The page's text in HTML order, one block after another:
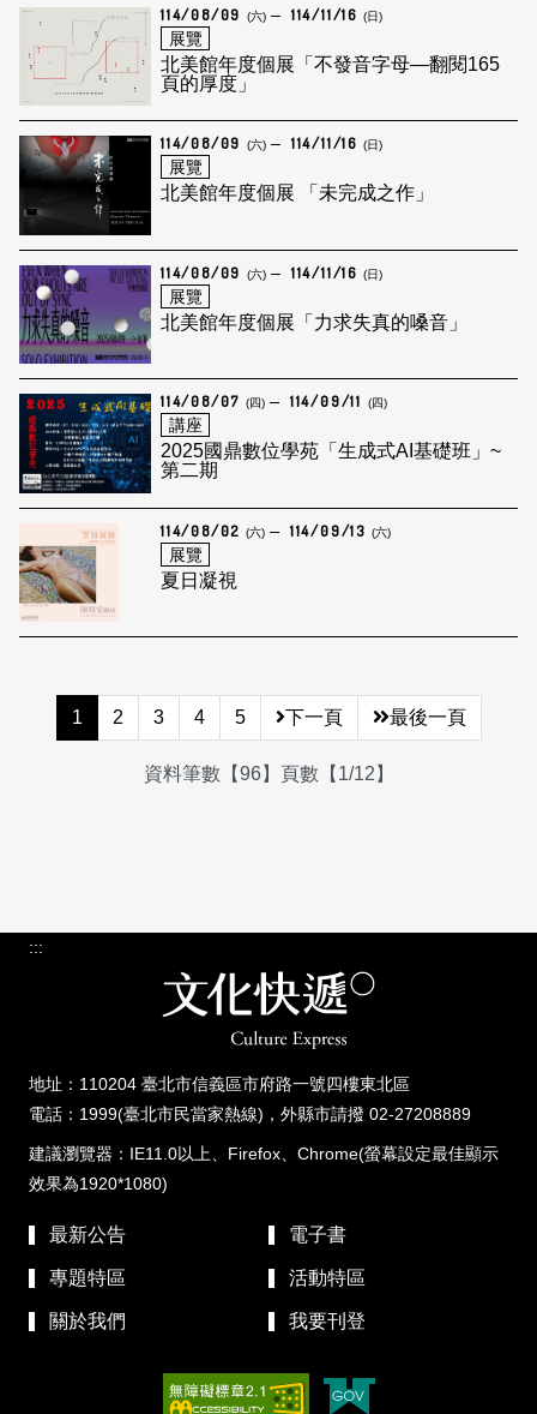
114/08/09 (六) 114/11/16 (日)
展覽
北美館年度個展「不發音字母—翻閱165
頁的厚度」
114/08/09 (六) 114/11/16 (日)
展覽
北美館年度個展 「未完成之作」
114/08/09 (六) 114/11/16 (日)
展覽
北美館年度個展「力求失真的嗓音」
114/08/07 (四) 114/09/11 (四)
講座
2025國鼎數位學苑「生成式AI基礎班」~
第二期
114/08/02 (六) 114/09/13 (六)
展覽
夏日凝視
1 2 3 4 5 下一頁 最後一頁
資料筆數【96】頁數【1/12】
:::
地址：110204 臺北市信義區市府路一號四樓東北區
電話：1999(臺北市民當家熱線)，外縣市請撥 02-27208889
建議瀏覽器：IE11.0以上、Firefox、Chrome(螢幕設定最佳顯示
效果為1920*1080)
最新公告 電子書
專題特區 活動特區
關於我們 我要刊登